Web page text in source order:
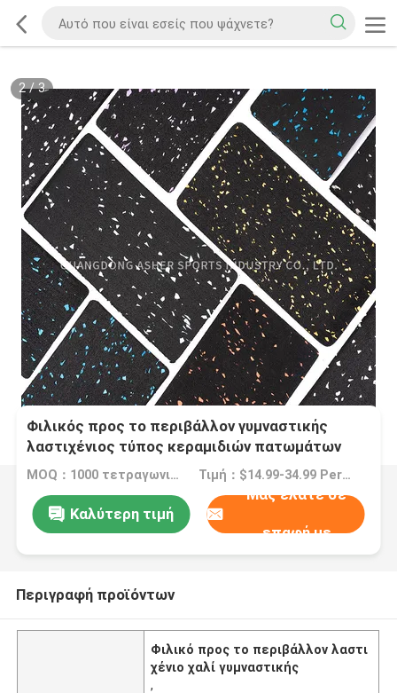
2/3
Φιλικός προς το περιβάλλον γυμναστικής
λαστιχένιος τύπος κεραμιδιών πατωμάτων
χαλιών εσωτερικός αδιάβροχος
MOQ：1000 τετραγωνικά μέτρα Τιμή：$14.99-34.99 Per Square Meter
Καλύτερη τιμή
Μας ελάτε σε
επαφή με
Περιγραφή προϊόντων
Φιλικό προς το περιβάλλον λαστι
χένιο χαλί γυμναστικής
,